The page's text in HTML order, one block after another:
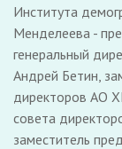
Института
Менделеева -
генеральный
Андрей Бетин,
директоров АО
совета
заместитель